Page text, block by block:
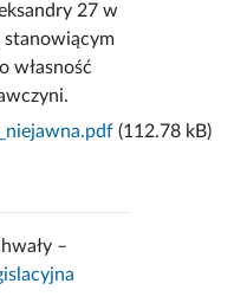
27 w
stanowiącym
własność
(112.78 kB)
–